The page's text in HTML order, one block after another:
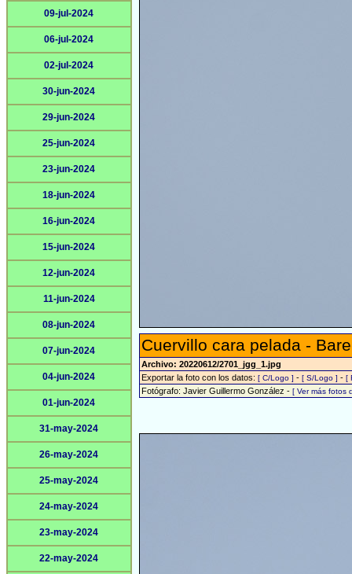
09-jul-2024
06-jul-2024
02-jul-2024
30-jun-2024
29-jun-2024
25-jun-2024
23-jun-2024
18-jun-2024
16-jun-2024
15-jun-2024
12-jun-2024
11-jun-2024
08-jun-2024
07-jun-2024
04-jun-2024
01-jun-2024
31-may-2024
26-may-2024
25-may-2024
24-may-2024
23-may-2024
22-may-2024
Cuervillo cara pelada -
Archivo: 20220612/2701_jgg_1.jpg
Exportar la foto con los datos: [ C/Logo ] - [ S/Logo ] - [
Fotógrafo: Javier Guillermo González - [ Ver más fotos